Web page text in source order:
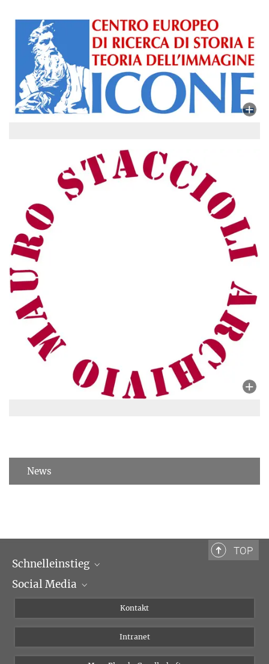
News
TOP
Schnelleinstieg
Wissenschaftliche Abteilungen
Social Media
Instagram
Bluesky
Kontakt
Intranet